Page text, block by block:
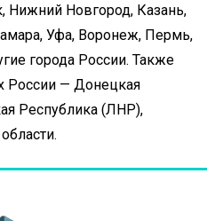
Нижний Новгород, Казань,
Уфа, Воронеж, Пермь,
города России. Также
России — Донецкая
Республика (ЛНР),